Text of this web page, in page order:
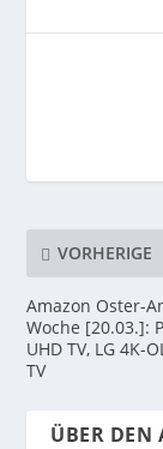
VORHERIGE
Amazon Oster-
Woche [20.03.]:
UHD TV, LG 4K-
TV
ÜBER DEN